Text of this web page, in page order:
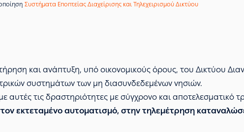
Συστήματα Εποπτείας Διαχείρισης και Τηλεχειρισμού Δικτύου
και ανάπτυξη, υπό οικονομικούς όρους, του Δικτύου
συστημάτων των μη διασυνδεδεμένων νησιών.
αυτές τις δραστηριότητες με σύγχρονο και αποτελεσματικό
εκτεταμένο αυτοματισμό, στην τηλεμέτρηση